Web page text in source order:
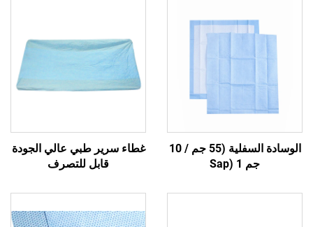
الوسادة السفلية (55 جم / 10
جم Sap) 1
غطاء سرير طبي عالي الجودة
قابل للتصرف